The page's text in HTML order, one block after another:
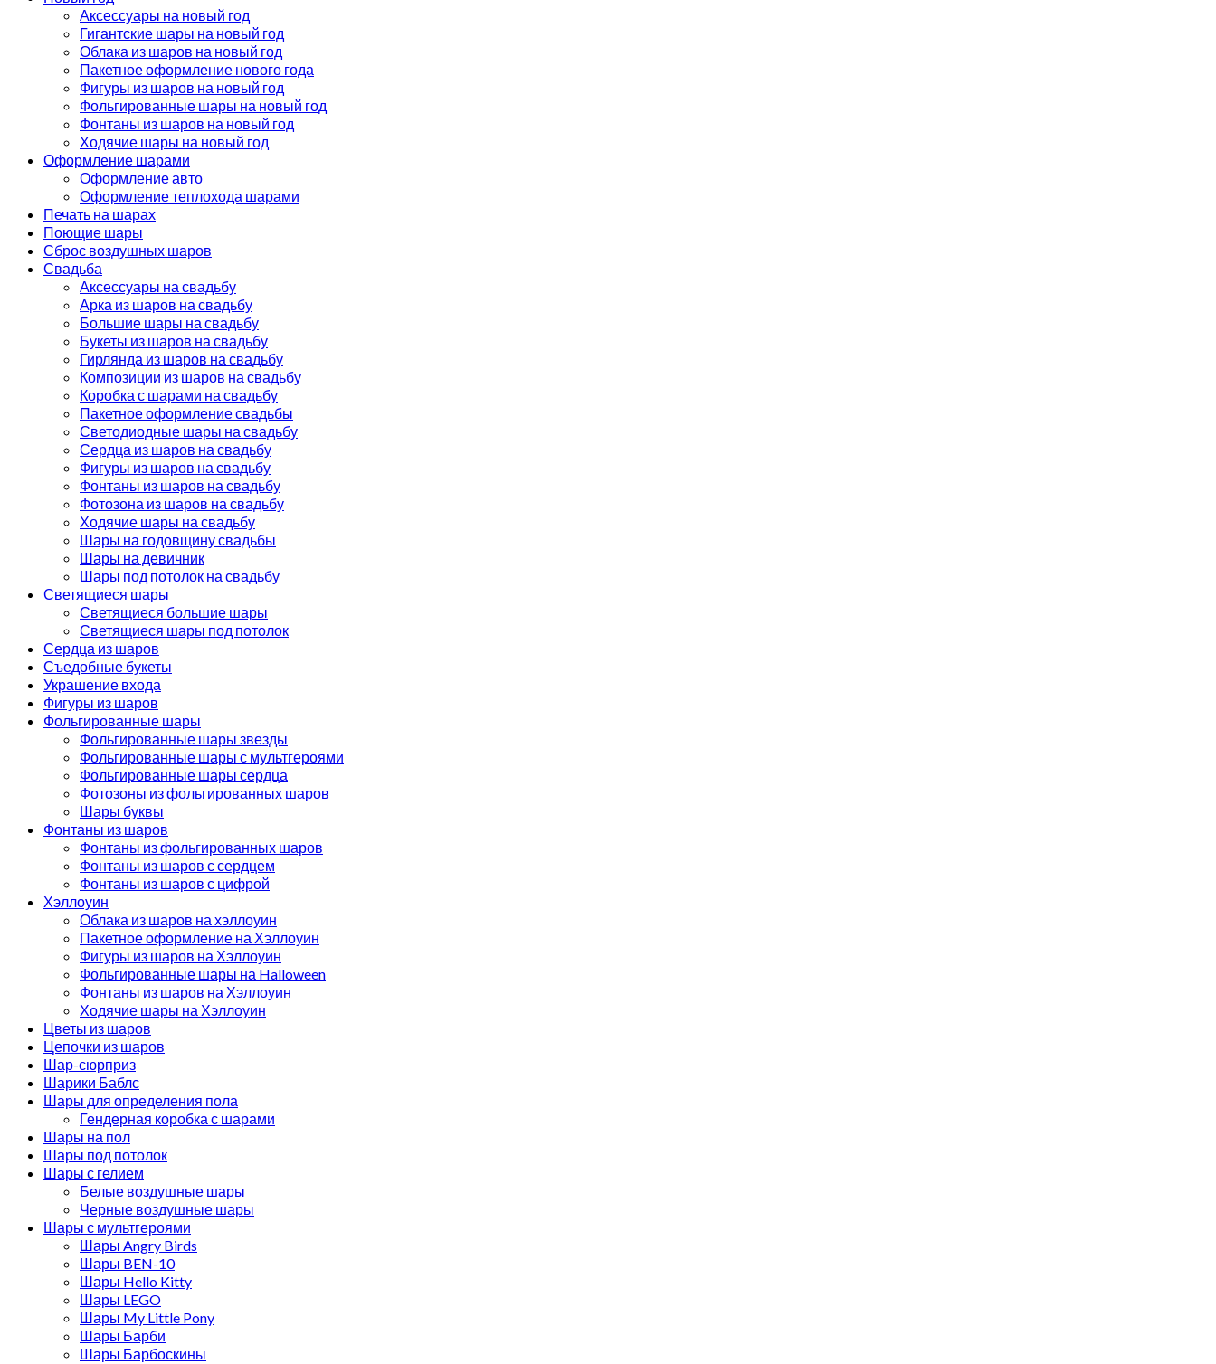
Аксессуары на новый год
Гигантские шары на новый год
Облака из шаров на новый год
Пакетное оформление нового года
Фигуры из шаров на новый год
Фольгированные шары на новый год
Фонтаны из шаров на новый год
Ходячие шары на новый год
Оформление шарами
Оформление авто
Оформление теплохода шарами
Печать на шарах
Поющие шары
Сброс воздушных шаров
Свадьба
Аксессуары на свадьбу
Арка из шаров на свадьбу
Большие шары на свадьбу
Букеты из шаров на свадьбу
Гирлянда из шаров на свадьбу
Композиции из шаров на свадьбу
Коробка с шарами на свадьбу
Пакетное оформление свадьбы
Светодиодные шары на свадьбу
Сердца из шаров на свадьбу
Фигуры из шаров на свадьбу
Фонтаны из шаров на свадьбу
Фотозона из шаров на свадьбу
Ходячие шары на свадьбу
Шары на годовщину свадьбы
Шары на девичник
Шары под потолок на свадьбу
Светящиеся шары
Светящиеся большие шары
Светящиеся шары под потолок
Сердца из шаров
Съедобные букеты
Украшение входа
Фигуры из шаров
Фольгированные шары
Фольгированные шары звезды
Фольгированные шары с мультгероями
Фольгированные шары сердца
Фотозоны из фольгированных шаров
Шары буквы
Фонтаны из шаров
Фонтаны из фольгированных шаров
Фонтаны из шаров с сердцем
Фонтаны из шаров с цифрой
Хэллоуин
Облака из шаров на хэллоуин
Пакетное оформление на Хэллоуин
Фигуры из шаров на Хэллоуин
Фольгированные шары на Halloween
Фонтаны из шаров на Хэллоуин
Ходячие шары на Хэллоуин
Цветы из шаров
Цепочки из шаров
Шар-сюрприз
Шарики Баблс
Шары для определения пола
Гендерная коробка с шарами
Шары на пол
Шары под потолок
Шары с гелием
Белые воздушные шары
Черные воздушные шары
Шары с мультгероями
Шары Angry Birds
Шары BEN-10
Шары Hello Kitty
Шары LEGO
Шары My Little Pony
Шары Барби
Шары Барбоскины